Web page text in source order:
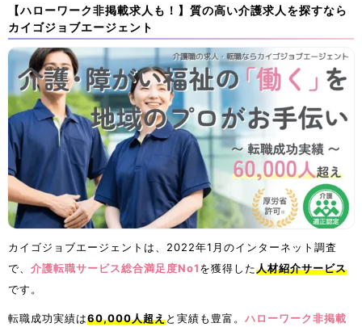
【ハローワーク非掲載求人も！】質の高い介護求人を探すなら
カイゴジョブエージェント
カイゴジョブエージェントは、2022年1月のインターネット調査
で、 介護転職サービス総合満足度No1を獲得した人材紹介サービス
です。
転職成功実績は60,000人超えと実績も豊富。 ハローワーク非掲載